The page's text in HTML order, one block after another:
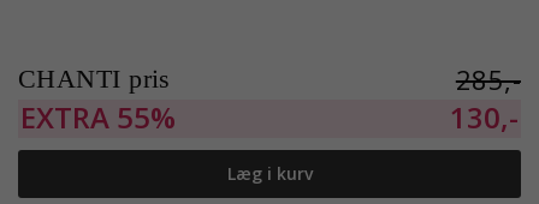
CHANTI pris 285,-
EXTRA 55% 130,-
Læg i kurv